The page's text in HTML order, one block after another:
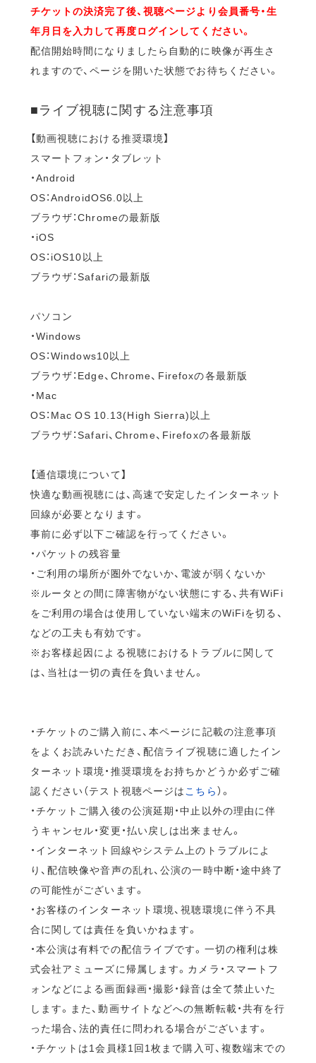
チケットの決済完了後、視聴ページより会員番号・生
年月日を入力して再度ログインしてください。
配信開始時間になりましたら自動的に映像が再生さ
れますので、ページを開いた状態でお待ちください。
■ライブ視聴に関する注意事項
【動画視聴における推奨環境】
スマートフォン・タブレット
・Android
OS：AndroidOS6.0以上
ブラウザ：Chromeの最新版
・iOS
OS：iOS10以上
ブラウザ：Safariの最新版
パソコン
・Windows
OS：Windows10以上
ブラウザ：Edge、Chrome、Firefoxの各最新版
・Mac
OS：Mac OS 10.13(High Sierra)以上
ブラウザ：Safari、Chrome、Firefoxの各最新版
【通信環境について】
快適な動画視聴には、高速で安定したインターネット
回線が必要となります。
事前に必ず以下ご確認を行ってください。
・パケットの残容量
・ご利用の場所が圏外でないか、電波が弱くないか
※ルータとの間に障害物がない状態にする、共有WiFi
をご利用の場合は使用していない端末のWiFiを切る、
などの工夫も有効です。
※お客様起因による視聴におけるトラブルに関して
は、当社は一切の責任を負いません。
・チケットのご購入前に、本ページに記載の注意事項
をよくお読みいただき、配信ライブ視聴に適したイン
ターネット環境・推奨環境をお持ちかどうか必ずご確
認ください（テスト視聴ページは こちら）。
・チケットご購入後の公演延期・中止以外の理由に伴
うキャンセル・変更・払い戻しは出来ません。
・インターネット回線やシステム上のトラブルによ
り、配信映像や音声の乱れ、公演の一時中断・途中終了
の可能性がございます。
・お客様のインターネット環境、視聴環境に伴う不具
合に関しては責任を負いかねます。
・本公演は有料での配信ライブです。一切の権利は株
式会社アミューズに帰属します。カメラ・スマートフ
ォンなどによる画面録画・撮影・録音は全て禁止いた
します。また、動画サイトなどへの無断転載・共有を行
った場合、法的責任に問われる場合がございます。
・チケットは1会員様1回1枚まで購入可、複数端末での